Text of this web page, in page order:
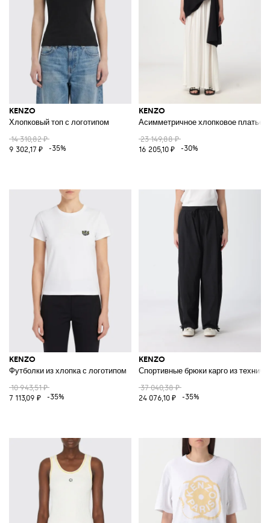
KENZO
Хлопковый топ с логотипом
14 310,82 ₽
9 302,17 ₽
-35%
KENZO
Асимметричное хлопковое платье
23 149,88 ₽
16 205,10 ₽
-30%
KENZO
Футболки из хлопка с логотипом
10 943,51 ₽
7 113,09 ₽
-35%
KENZO
Спортивные брюки карго из
37 040,38 ₽
24 076,10 ₽
-35%